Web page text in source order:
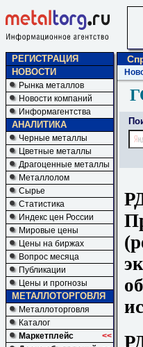
РЕГИСТРАЦИЯ
НОВОСТИ
Рынка металлов
Новости компаний
Информагентства
АНАЛИТИКА
Черные металлы
Цветные металлы
Драгоценные металлы
Металлолом
Сырье
Статистика
Индекс цен России
Мировые цены
Цены на биржах
Вопрос месяца
Публикации
Цены и прогнозы
МЕТАЛЛОТОРГОВЛЯ
Металлоторговля
Каталог
Маркетплейс
<<